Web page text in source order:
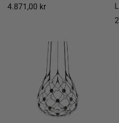
Normal
4.871,00 kr